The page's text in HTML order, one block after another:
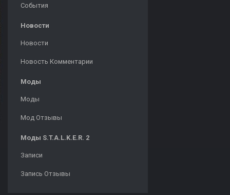
События
Новости
Новости
Новость Комментарии
Моды
Моды
Мод Отзывы
Моды S.T.A.L.K.E.R. 2
Записи
Запись Отзывы